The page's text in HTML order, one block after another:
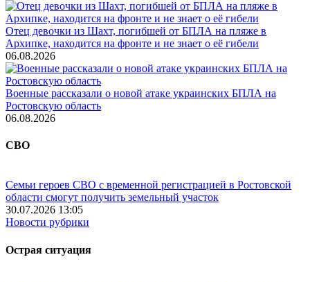
Отец девочки из Шахт, погибшей от БПЛА на пляже в
Архипке, находится на фронте и не знает о её гибели
06.08.2026
Военные рассказали о новой атаке украинских БПЛА на
Ростовскую область
06.08.2026
СВО
Семьи героев СВО с временной регистрацией в Ростовской
области смогут получить земельный участок
30.07.2026 13:05
Новости рубрики
Острая ситуация